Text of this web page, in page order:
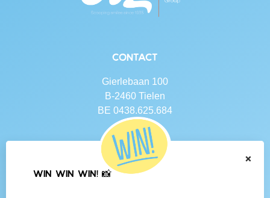
Contact
Gierlebaan 100
B-2460 Tielen
BE 0438.625.684
Navigatie
Contact
×
WIN WIN WIN! 📸